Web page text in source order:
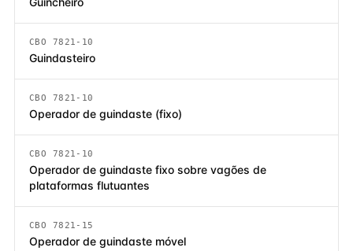
CBO 7821-10
Guindasteiro
CBO 7821-10
Operador de guindaste (fixo)
CBO 7821-10
Operador de guindaste fixo sobre vagões de
plataformas flutuantes
CBO 7821-15
Operador de guindaste móvel